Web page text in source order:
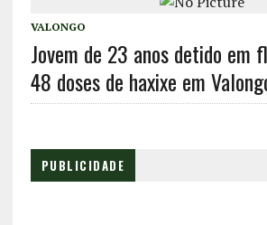
VALONGO
Jovem de 23 anos detido em
48 doses de haxixe em
PUBLICIDADE